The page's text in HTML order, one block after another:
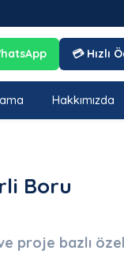
💳 Hızlı
Hakkımızda
Boru
proje bazlı